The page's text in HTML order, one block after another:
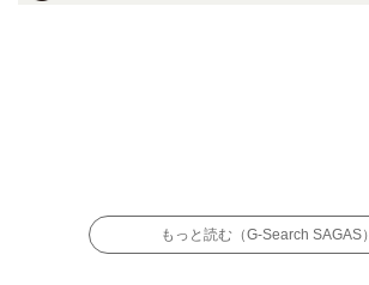
もっと読む（G-Search SAGAS）